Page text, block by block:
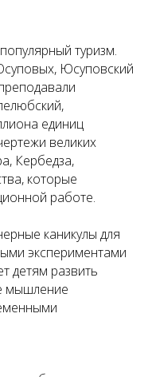
туризм.
Юсуповский
единиц
великих
Кербедза,
которые
работе.
каникулы для
экспериментами
детям развить
мышление